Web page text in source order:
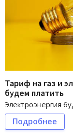
Тариф на газ и
будем платить
Электроэнергия
Подробнее